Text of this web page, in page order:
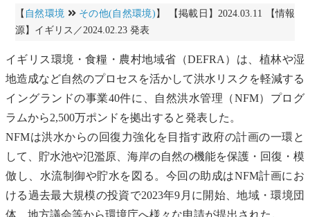
【 自然環境 その他(自然環境) 】 【掲載日】2024.03.11 【情報
源】イギリス／2024.02.23 発表
イギリス環境・食糧・農村地域省（DEFRA）は、植林や湿
地造成など自然のプロセスを活かして洪水リスクを軽減する
イングランドの事業40件に、自然洪水管理（NFM）プログ
ラムから2,500万ポンドを拠出すると発表した。
NFMは洪水からの回復力強化を目指す政府の計画の一環と
して、 貯水池や氾濫原、 海岸の自然の機能を保護・回復・模
倣し、水流制御や貯水を図る。今回の助成はNFM計画にお
ける過去最大規模の投資で2023年9月に開始、地域・環境団